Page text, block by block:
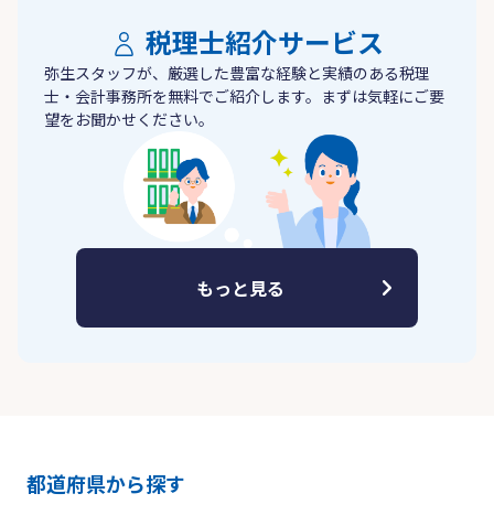
税理士紹介サービス
弥生スタッフが、厳選した豊富な経験と実績のある税理
士・会計事務所を無料でご紹介します。まずは気軽にご要
望をお聞かせください。
もっと見る
都道府県から探す